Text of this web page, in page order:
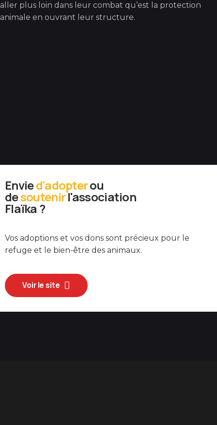
aller plus loin dans leur combat qu’est la protection
animale en ouvrant leur structure.
Envied'adopterou
desoutenirl'association
Flaïka ?
Vos adoptions et vos dons sont précieux pour le
refuge et le bien-être des animaux.
Voir le site